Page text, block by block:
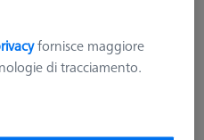
mm DIN
fornisce maggiore
di tracciamento.